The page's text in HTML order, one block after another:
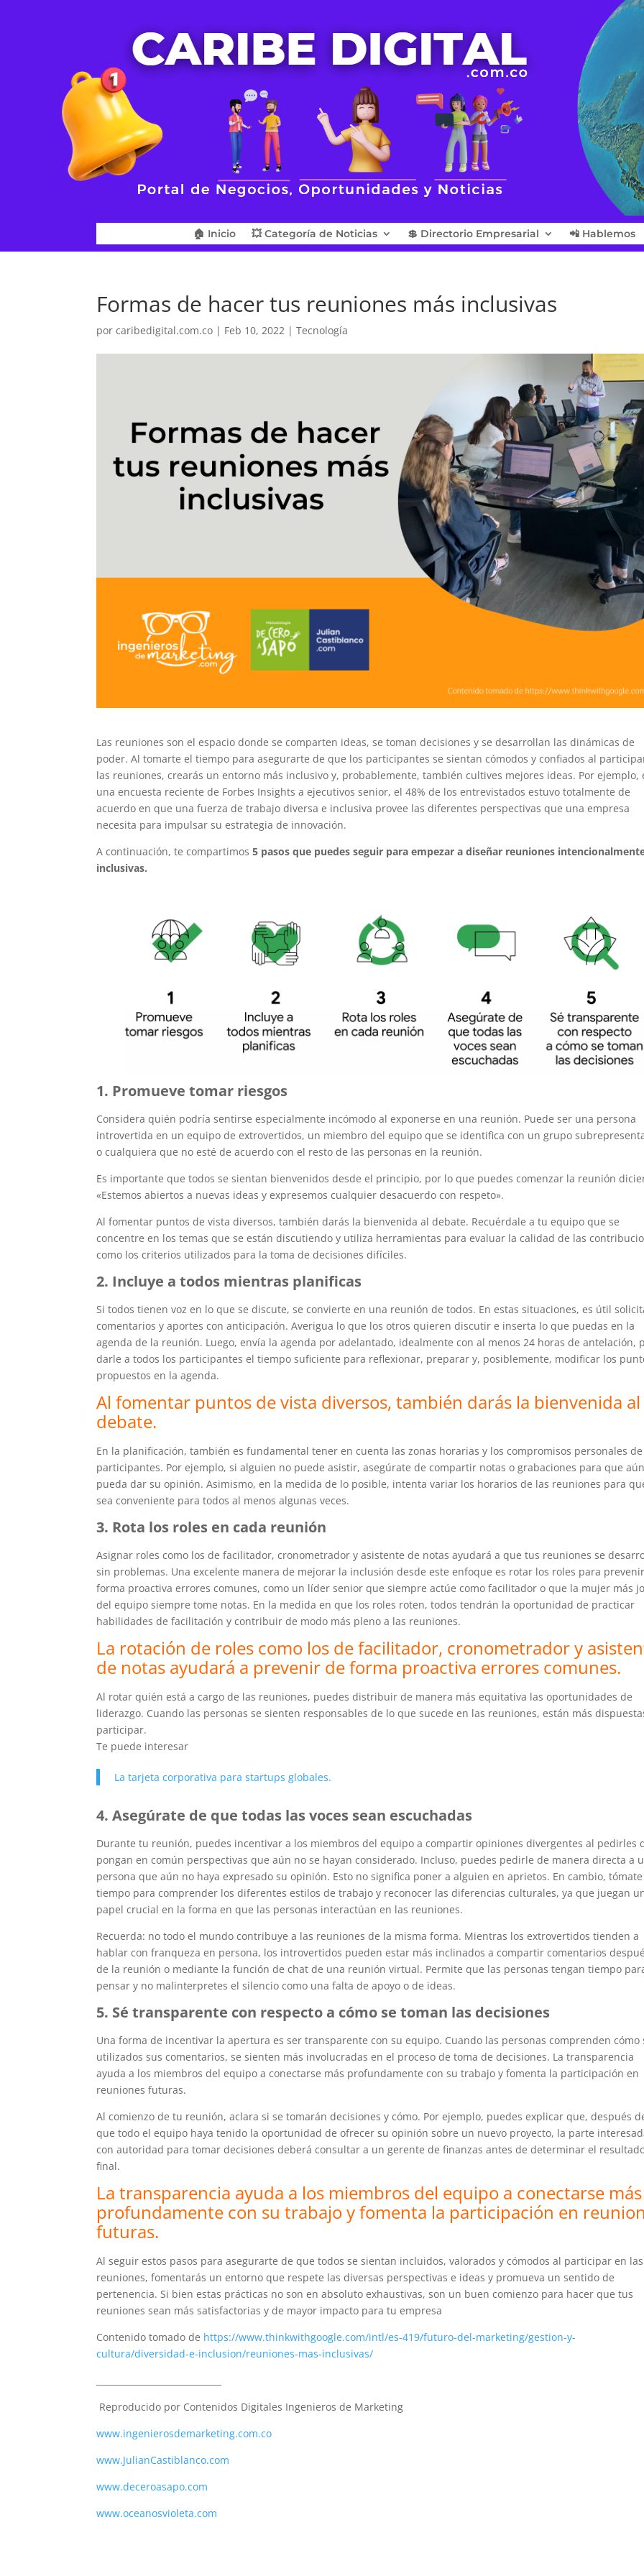
🏠 Inicio 💥 Categoría de Noticias 💲 Directorio Empresarial 📲 Hablemos
Formas de hacer tus reuniones más inclusivas
porcaribedigital.com.co | Feb 10, 2022 |Tecnología
Las reuniones son el espacio donde se comparten ideas, se toman decisiones y se desarrollan las dinámicas de
poder. Al tomarte el tiempo para asegurarte de que los participantes se sientan cómodos y confiados al
las reuniones, crearás un entorno más inclusivo y, probablemente, también cultives mejores ideas. Por ejemplo,
una encuesta reciente de Forbes Insights a ejecutivos senior, el 48% de los entrevistados estuvo totalmente de
acuerdo en que una fuerza de trabajo diversa e inclusiva provee las diferentes perspectivas que una empresa
necesita para impulsar su estrategia de innovación.
A continuación, te compartimos5 pasos que puedes seguir para empezar a diseñar reuniones
inclusivas.
1. Promueve tomar riesgos
Considera quién podría sentirse especialmente incómodo al exponerse en una reunión. Puede ser una persona
introvertida en un equipo de extrovertidos, un miembro del equipo que se identifica con un grupo
o cualquiera que no esté de acuerdo con el resto de las personas en la reunión.
Es importante que todos se sientan bienvenidos desde el principio, por lo que puedes comenzar la reunión
«Estemos abiertos a nuevas ideas y expresemos cualquier desacuerdo con respeto».
Al fomentar puntos de vista diversos, también darás la bienvenida al debate. Recuérdale a tu equipo que se
concentre en los temas que se están discutiendo y utiliza herramientas para evaluar la calidad de las
como los criterios utilizados para la toma de decisiones difíciles.
2. Incluye a todos mientras planificas
Si todos tienen voz en lo que se discute, se convierte en una reunión de todos. En estas situaciones, es útil
comentarios y aportes con anticipación. Averigua lo que los otros quieren discutir e inserta lo que puedas en la
agenda de la reunión. Luego, envía la agenda por adelantado, idealmente con al menos 24 horas de antelación,
darle a todos los participantes el tiempo suficiente para reflexionar, preparar y, posiblemente, modificar los
propuestos en la agenda.
Al fomentar puntos de vista diversos, también darás la bienvenida al
debate.
En la planificación, también es fundamental tener en cuenta las zonas horarias y los compromisos personales de
participantes. Por ejemplo, si alguien no puede asistir, asegúrate de compartir notas o grabaciones para que
pueda dar su opinión. Asimismo, en la medida de lo posible, intenta variar los horarios de las reuniones para
sea conveniente para todos al menos algunas veces.
3. Rota los roles en cada reunión
Asignar roles como los de facilitador, cronometrador y asistente de notas ayudará a que tus reuniones se
sin problemas. Una excelente manera de mejorar la inclusión desde este enfoque es rotar los roles para
forma proactiva errores comunes, como un líder senior que siempre actúe como facilitador o que la mujer más
del equipo siempre tome notas. En la medida en que los roles roten, todos tendrán la oportunidad de practicar
habilidades de facilitación y contribuir de modo más pleno a las reuniones.
La rotación de roles como los de facilitador, cronometrador y
de notas ayudará a prevenir de forma proactiva errores comunes.
Al rotar quién está a cargo de las reuniones, puedes distribuir de manera más equitativa las oportunidades de
liderazgo. Cuando las personas se sienten responsables de lo que sucede en las reuniones, están más
participar.
Te puede interesar
La tarjeta corporativa para startups globales.
4. Asegúrate de que todas las voces sean escuchadas
Durante tu reunión, puedes incentivar a los miembros del equipo a compartir opiniones divergentes al pedirles
pongan en común perspectivas que aún no se hayan considerado. Incluso, puedes pedirle de manera directa a
persona que aún no haya expresado su opinión. Esto no significa poner a alguien en aprietos. En cambio,
tiempo para comprender los diferentes estilos de trabajo y reconocer las diferencias culturales, ya que juegan
papel crucial en la forma en que las personas interactúan en las reuniones.
Recuerda: no todo el mundo contribuye a las reuniones de la misma forma. Mientras los extrovertidos tienden a
hablar con franqueza en persona, los introvertidos pueden estar más inclinados a compartir comentarios
de la reunión o mediante la función de chat de una reunión virtual. Permite que las personas tengan tiempo
pensar y no malinterpretes el silencio como una falta de apoyo o de ideas.
5. Sé transparente con respecto a cómo se toman las decisiones
Una forma de incentivar la apertura es ser transparente con su equipo. Cuando las personas comprenden cómo
utilizados sus comentarios, se sienten más involucradas en el proceso de toma de decisiones. La transparencia
ayuda a los miembros del equipo a conectarse más profundamente con su trabajo y fomenta la participación en
reuniones futuras.
Al comienzo de tu reunión, aclara si se tomarán decisiones y cómo. Por ejemplo, puedes explicar que, después
que todo el equipo haya tenido la oportunidad de ofrecer su opinión sobre un nuevo proyecto, la parte
con autoridad para tomar decisiones deberá consultar a un gerente de finanzas antes de determinar el
final.
La transparencia ayuda a los miembros del equipo a conectarse más
profundamente con su trabajo y fomenta la participación en
futuras.
Al seguir estos pasos para asegurarte de que todos se sientan incluidos, valorados y cómodos al participar en las
reuniones, fomentarás un entorno que respete las diversas perspectivas e ideas y promueva un sentido de
pertenencia. Si bien estas prácticas no son en absoluto exhaustivas, son un buen comienzo para hacer que tus
reuniones sean más satisfactorias y de mayor impacto para tu empresa
Contenido tomado de https://www.thinkwithgoogle.com/intl/es-419/futuro-del-marketing/gestion-y-
cultura/diversidad-e-inclusion/reuniones-mas-inclusivas/
Reproducido por Contenidos Digitales Ingenieros de Marketing
www.ingenierosdemarketing.com.co
www.JulianCastiblanco.com
www.deceroasapo.com
www.oceanosvioleta.com